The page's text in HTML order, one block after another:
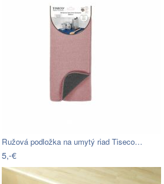
Ružová podložka na umytý riad Tiseco…
5,-€